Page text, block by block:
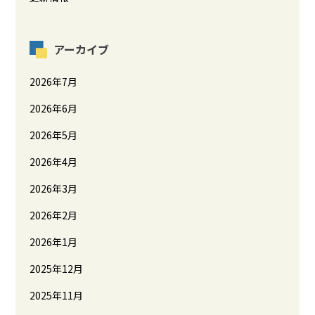
アーカイブ
2026年7月
2026年6月
2026年5月
2026年4月
2026年3月
2026年2月
2026年1月
2025年12月
2025年11月